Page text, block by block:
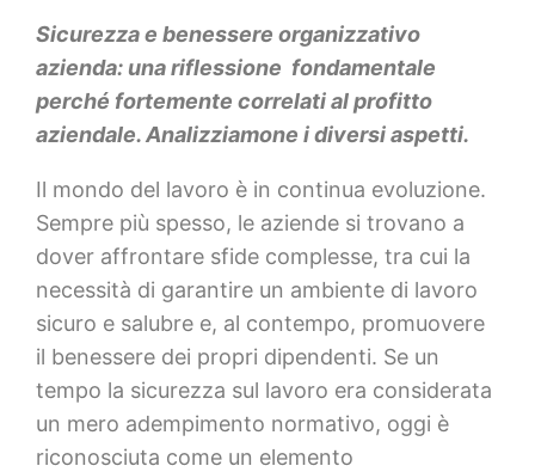
Sicurezza e benessere organizzativo
azienda: una riflessione fondamentale
perché fortemente correlati al profitto
aziendale. Analizziamone i diversi aspetti.
Il mondo del lavoro è in continua evoluzione.
Sempre più spesso, le aziende si trovano a
dover affrontare sfide complesse, tra cui la
necessità di garantire un ambiente di lavoro
sicuro e salubre e, al contempo, promuovere
il benessere dei propri dipendenti. Se un
tempo la sicurezza sul lavoro era considerata
un mero adempimento normativo, oggi è
riconosciuta come un elemento